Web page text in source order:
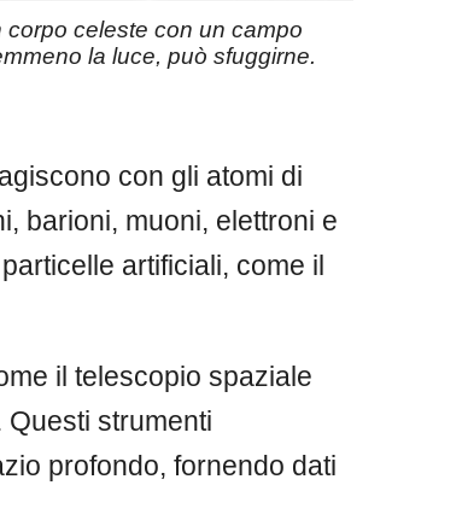
celeste con un campo
la luce, può sfuggirne.
con gli atomi di
barioni, muoni, elettroni e
artificiali, come il
il telescopio spaziale
strumenti
profondo, fornendo dati